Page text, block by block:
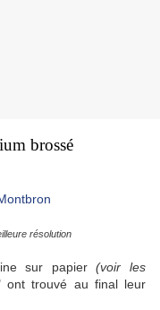
brossé
résolution
sur papier(voir les
ont trouvé au final leur